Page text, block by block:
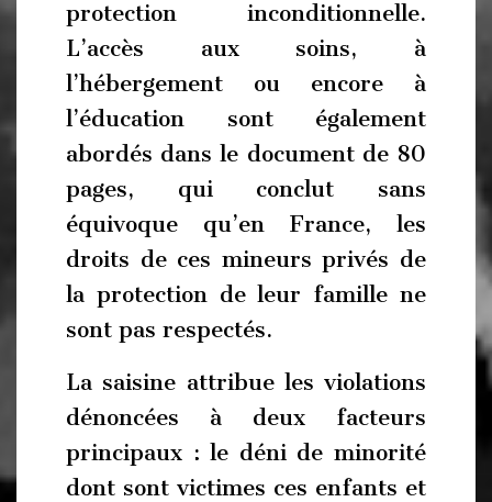
protection inconditionnelle.
L’accès aux soins, à
l’hébergement ou encore à
l’éducation sont également
abordés dans le document de 80
pages, qui conclut sans
équivoque qu’en France, les
droits de ces mineurs privés de
la protection de leur famille ne
sont pas respectés.
La saisine attribue les violations
dénoncées à deux facteurs
principaux : le déni de minorité
dont sont victimes ces enfants et